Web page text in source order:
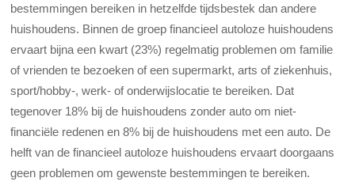
bestemmingen bereiken in hetzelfde tijdsbestek dan andere
huishoudens. Binnen de groep financieel autoloze huishoudens
ervaart bijna een kwart (23%) regelmatig problemen om familie
of vrienden te bezoeken of een supermarkt, arts of ziekenhuis,
sport/hobby-, werk- of onderwijslocatie te bereiken. Dat
tegenover 18% bij de huishoudens zonder auto om niet-
financiële redenen en 8% bij de huishoudens met een auto. De
helft van de financieel autoloze huishoudens ervaart doorgaans
geen problemen om gewenste bestemmingen te bereiken.